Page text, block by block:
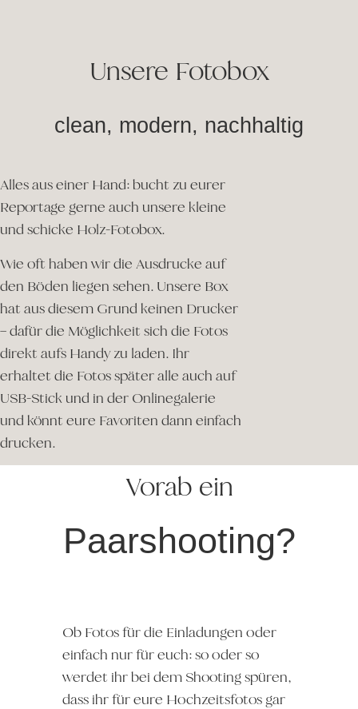
Unsere Fotobox
clean, modern, nachhaltig
Alles aus einer Hand: bucht zu eurer
Reportage gerne auch unsere kleine
und schicke Holz-Fotobox.
Wie oft haben wir die Ausdrucke auf
den Böden liegen sehen. Unsere Box
hat aus diesem Grund keinen Drucker
– dafür die Möglichkeit sich die Fotos
direkt aufs Handy zu laden. Ihr
erhaltet die Fotos später alle auch auf
USB-Stick und in der Onlinegalerie
und könnt eure Favoriten dann einfach
drucken.
Vorab ein
Paarshooting?
Ob Fotos für die Einladungen oder
einfach nur für euch: so oder so
werdet ihr bei dem Shooting spüren,
dass ihr für eure Hochzeitsfotos gar